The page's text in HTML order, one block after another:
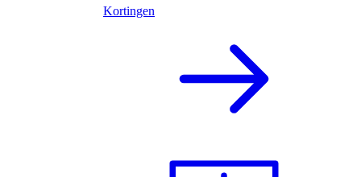
Kortingen